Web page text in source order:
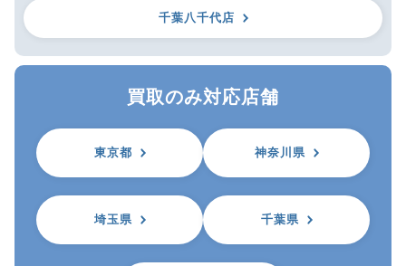
千葉八千代店
買取のみ対応店舗
東京都 神奈川県
埼玉県 千葉県